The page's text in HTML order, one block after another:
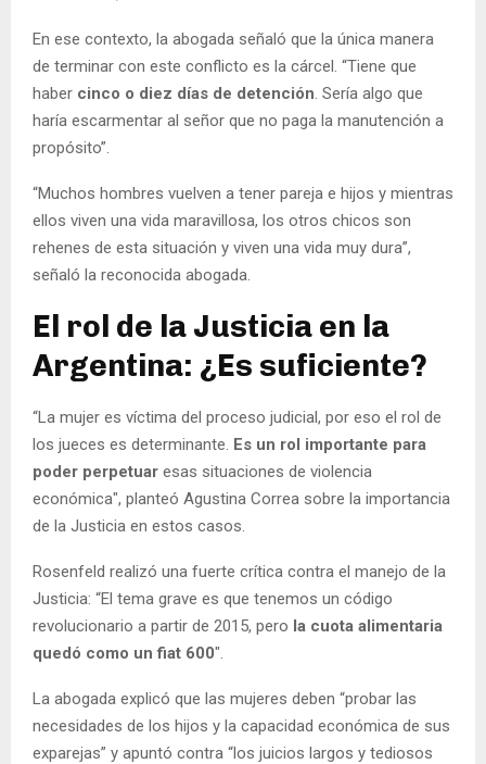
En ese contexto, la abogada señaló que la única manera
de terminar con este conflicto es la cárcel. “Tiene que
haber cinco o diez días de detención. Sería algo que
haría escarmentar al señor que no paga la manutención a
propósito”.
“Muchos hombres vuelven a tener pareja e hijos y mientras
ellos viven una vida maravillosa, los otros chicos son
rehenes de esta situación y viven una vida muy dura”,
señaló la reconocida abogada.
El rol de la Justicia en la
Argentina: ¿Es suficiente?
“La mujer es víctima del proceso judicial, por eso el rol de
los jueces es determinante. Es un rol importante para
poder perpetuar esas situaciones de violencia
económica", planteó Agustina Correa sobre la importancia
de la Justicia en estos casos.
Rosenfeld realizó una fuerte crítica contra el manejo de la
Justicia: “El tema grave es que tenemos un código
revolucionario a partir de 2015, pero la cuota alimentaria
quedó como un fiat 600″.
La abogada explicó que las mujeres deben “probar las
necesidades de los hijos y la capacidad económica de sus
exparejas” y apuntó contra “los juicios largos y tediosos